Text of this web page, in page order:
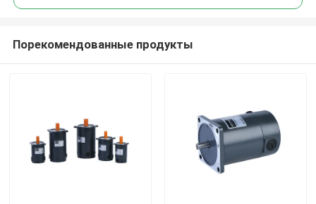
Порекомендованные продукты